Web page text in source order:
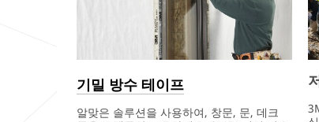
기밀 방수 테이프
알맞은 솔루션을 사용하여, 창문, 문, 데크